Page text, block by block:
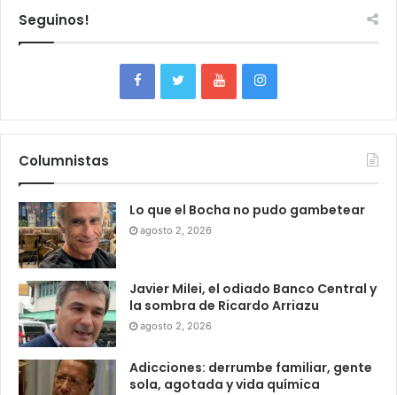
Seguinos!
Columnistas
Lo que el Bocha no pudo gambetear
agosto 2, 2026
Javier Milei, el odiado Banco Central y
la sombra de Ricardo Arriazu
agosto 2, 2026
Adicciones: derrumbe familiar, gente
sola, agotada y vida química